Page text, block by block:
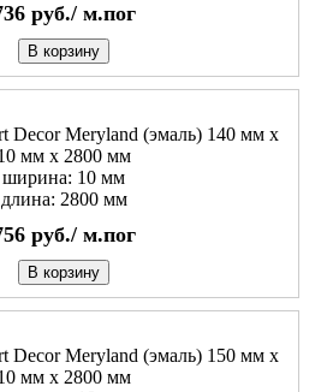
руб./ м.пог
В корзину
Decor Meryland (эмаль) 140 мм х
мм х 2800 мм
ширина: 10 мм
длина: 2800 мм
руб./ м.пог
В корзину
Decor Meryland (эмаль) 150 мм х
мм х 2800 мм